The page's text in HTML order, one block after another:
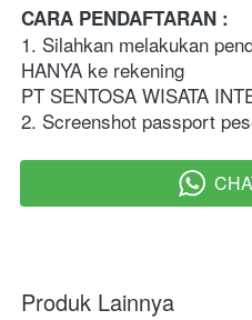
CARA PENDAFTARAN :
1. Silahkan melakukan
HANYA ke rekening
PT SENTOSA WISATA
2. Screenshot passport
`
Produk Lainnya